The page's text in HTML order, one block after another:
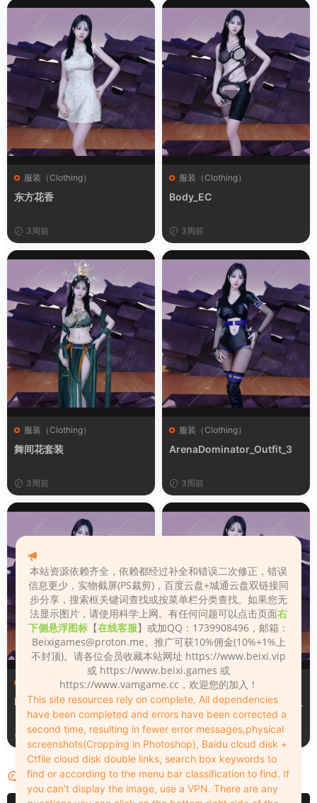
服装（Clothing）
东方花香
3周前
服装（Clothing）
Body_EC
3周前
服装（Clothing）
舞间花套装
3周前
服装（Clothing）
ArenaDominator_Outfit_3
3周前
服装（Clothing）
Leopard_print_office_suit
3周前
服装（Clothing）
Lacquer_leather_two_tone_
tight_mini_skirt
3周前
评论 0
本站资源依赖齐全，依赖都经过补全和错误二次修正，错误
信息更少，实物截屏(PS裁剪)，百度云盘+城通云盘双链接同
步分享，搜索框关键词查找或按菜单栏分类查找。如果您无
法显示图片，请使用科学上网。有任何问题可以点击页面右
下侧悬浮图标 【在线客服】或加QQ：1739908496，邮箱：
Beixigames@proton.me。推广可获10%佣金(10%+1%上
不封顶)。请各位会员收藏本站网址 https://www.beixi.vip
或 https://www.beixi.games 或
https://www.vamgame.cc，欢迎您的加入！
This site resources rely on complete, All dependencies
have been completed and errors have been corrected a
second time, resulting in fewer error messages,physical
screenshots(Cropping in Photoshop), Baidu cloud disk +
Ctfile cloud disk double links, search box keywords to
find or according to the menu bar classification to find. If
you can't display the image, use a VPN. There are any